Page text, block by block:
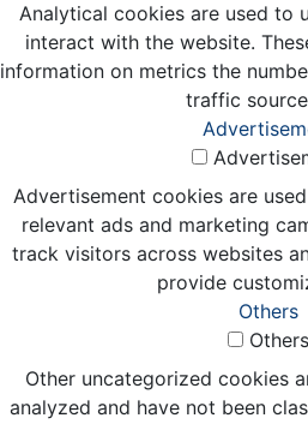
Analytical cookies are used to
interact with the website.
information on metrics the
traffic
Advertisement cookies are
relevant ads and marketing
track visitors across websites
provide
Others
Others
Other uncategorized cookies
analyzed and have not been